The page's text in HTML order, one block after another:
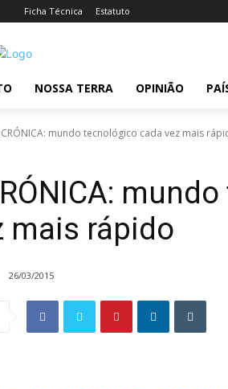
Ficha Técnica Estatuto
NOSSA TERRA OPINIÃO
mundo tecnológico cada vez mais
mais rápido
26/03/2015